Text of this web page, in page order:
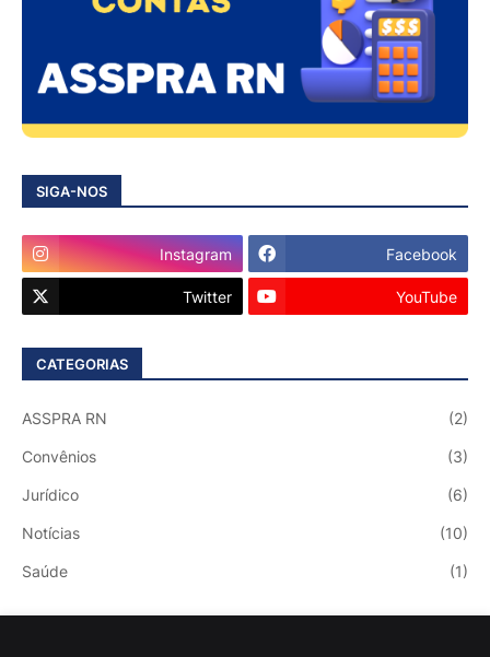
SIGA-NOS
Instagram Facebook
Twitter YouTube
CATEGORIAS
ASSPRA RN (2)
Convênios (3)
Jurídico (6)
Notícias (10)
Saúde (1)